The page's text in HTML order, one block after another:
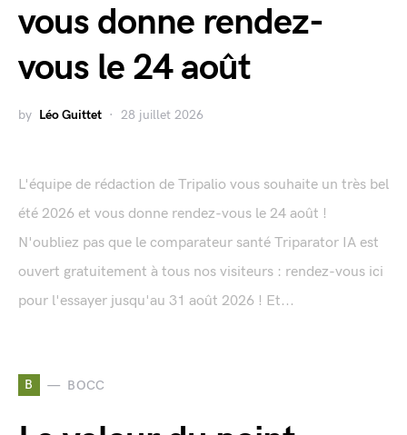
vous donne rendez-
vous le 24 août
by Léo Guittet 28 juillet 2026
L'équipe de rédaction de Tripalio vous souhaite un très bel
été 2026 et vous donne rendez-vous le 24 août !
N'oubliez pas que le comparateur santé Triparator IA est
ouvert gratuitement à tous nos visiteurs : rendez-vous ici
pour l'essayer jusqu'au 31 août 2026 ! Et...
B BOCC